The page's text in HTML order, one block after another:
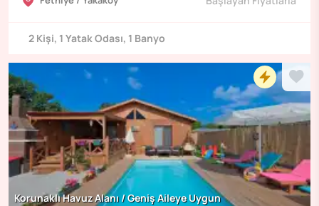
2 Kişi, 1 Yatak Odası, 1 Banyo
Korunaklı Havuz Alanı / Geniş Aileye Uygun